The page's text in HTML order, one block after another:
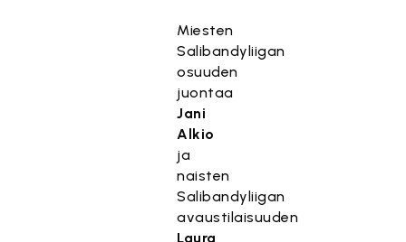
Miesten
Salibandyliigan
osuuden
juontaa
Jani
Alkio
ja
naisten
Salibandyliigan
avaustilaisuuden
Laura